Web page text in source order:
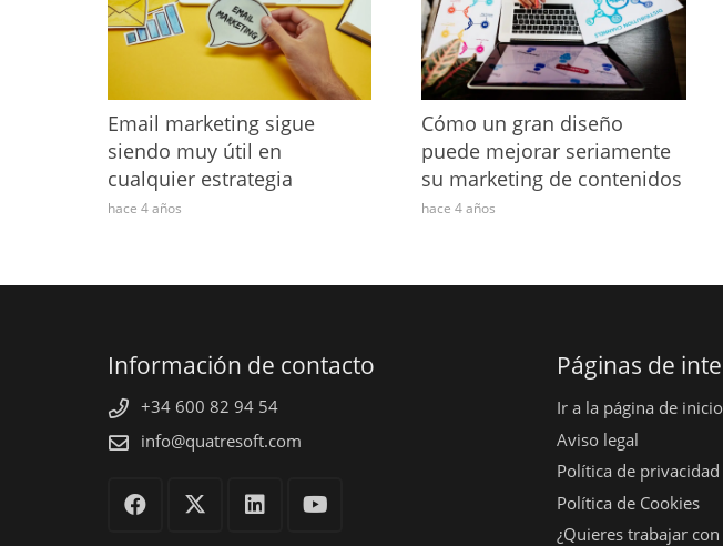
Email marketing sigue
siendo muy útil en
cualquier estrategia
hace 4 años
Cómo un gran diseño
puede mejorar seriamente
su marketing de contenidos
hace 4 años
Información de contacto
+34 600 82 94 54
info@quatresoft.com
Páginas de
Ir a la página de inicio
Aviso legal
Política de privacidad
Política de Cookies
¿Quieres trabajar